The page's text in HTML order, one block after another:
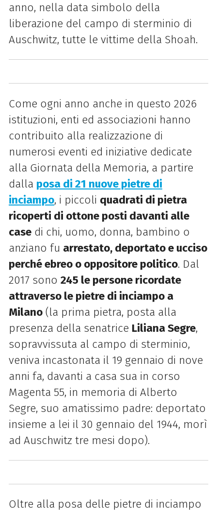
anno, nella data simbolo della
liberazione del campo di sterminio di
Auschwitz, tutte le vittime della Shoah.
Come ogni anno anche in questo 2026
istituzioni, enti ed associazioni hanno
contribuito alla realizzazione di
numerosi eventi ed iniziative dedicate
alla Giornata della Memoria, a partire
dalla posa di 21 nuove pietre di
inciampo, i piccoli quadrati di pietra
ricoperti di ottone posti davanti alle
casedi chi, uomo, donna, bambino o
anziano fu arrestato, deportato e ucciso
perché ebreo o oppositore politico. Dal
2017 sono 245 le persone ricordate
attraverso le pietre di inciampo a
Milano(la prima pietra, posta alla
presenza della senatrice Liliana Segre,
sopravvissuta al campo di sterminio,
veniva incastonata il 19 gennaio di nove
anni fa, davanti a casa sua in corso
Magenta 55, in memoria di Alberto
Segre, suo amatissimo padre: deportato
insieme a lei il 30 gennaio del 1944, morì
ad Auschwitz tre mesi dopo).
Oltre alla posa delle pietre di inciampo